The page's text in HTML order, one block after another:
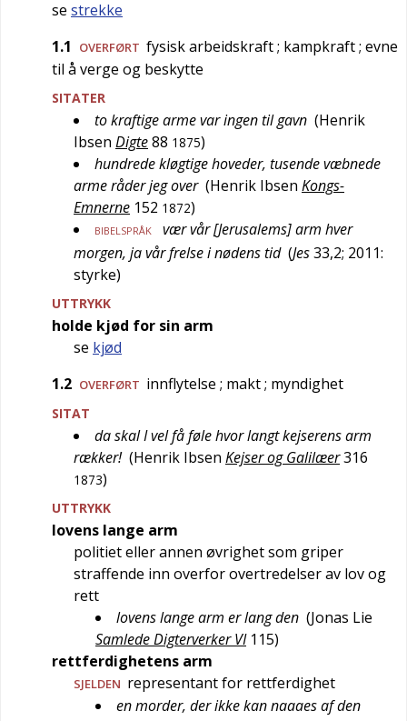
se strekke
1.1
OVERFØRT fysisk arbeidskraft; kampkraft; evne
til å verge og beskytte
SITATER
to kraftige arme var ingen til gavn (Henrik
Ibsen Digte88 1875)
hundrede kløgtige hoveder, tusende væbnede
arme råder jeg over (Henrik Ibsen Kongs-
Emnerne 152 1872)
BIBELSPRÅK
vær vår [Jerusalems] arm hver
morgen, ja vår frelse i nødens tid (Jes33,2; 2011:
styrke)
UTTRYKK
holde kjød for sin arm
se kjød
1.2 OVERFØRT innflytelse ; makt; myndighet
SITAT
da skal I vel få føle hvor langt kejserens arm
rækker! (Henrik Ibsen Kejser og Galilæer316
1873)
UTTRYKK
lovens lange arm
politiet eller annen øvrighet som griper
straffende inn overfor overtredelser av lov og
rett
lovens lange arm er lang den (Jonas Lie
Samlede Digterverker VI 115)
rettferdighetens arm
SJELDEN representant for rettferdighet
en morder, der ikke kan naaaes af den